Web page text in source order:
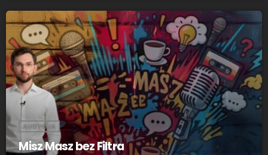
AUDYCJA
Misz Masz bez Filtra